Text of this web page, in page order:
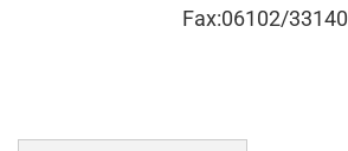
Fax:06102/33140